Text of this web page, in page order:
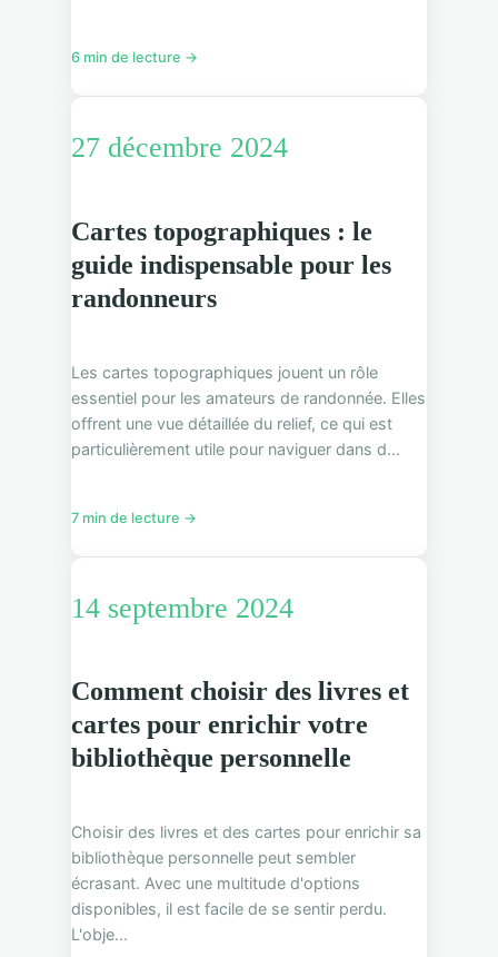
6 min de lecture →
27 décembre 2024
Cartes topographiques : le
guide indispensable pour les
randonneurs
Les cartes topographiques jouent un rôle
essentiel pour les amateurs de randonnée. Elles
offrent une vue détaillée du relief, ce qui est
particulièrement utile pour naviguer dans d...
7 min de lecture →
14 septembre 2024
Comment choisir des livres et
cartes pour enrichir votre
bibliothèque personnelle
Choisir des livres et des cartes pour enrichir sa
bibliothèque personnelle peut sembler
écrasant. Avec une multitude d'options
disponibles, il est facile de se sentir perdu.
L'obje...